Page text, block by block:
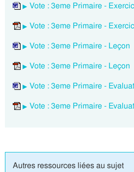
Vote : 3eme Primaire -
Vote : 3eme Primaire -
Vote : 3eme Primaire - Leçon
Vote : 3eme Primaire - Leçon
Vote : 3eme Primaire -
Vote : 3eme Primaire -
Autres ressources liées au sujet